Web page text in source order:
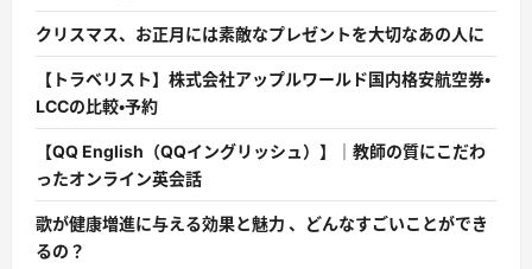
クリスマス、お正月には素敵なプレゼントを大切なあの人に
【トラベリスト】株式会社アップルワールド国内格安航空券・
LCCの比較・予約
【QQ English（QQイングリッシュ）】｜教師の質にこだわ
ったオンライン英会話
歌が健康増進に与える効果と魅力 、どんなすごいことができ
るの？